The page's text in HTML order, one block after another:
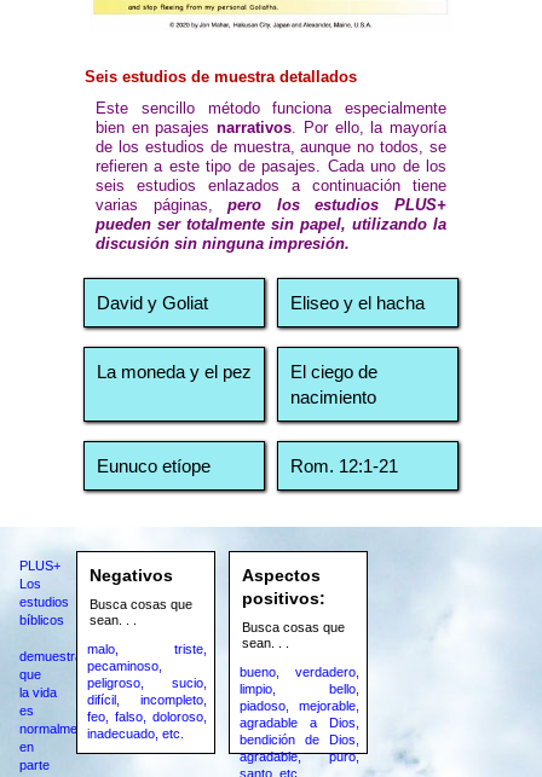
Seis estudios de muestra detallados
Este sencillo método funciona especialmente
bien en pasajesnarrativos . Por ello, la mayoría
de los estudios de muestra, aunque no todos, se
refieren a este tipo de pasajes. Cada uno de los
seis estudios enlazados a continuación tiene
varias páginas,pero los estudios PLUS+
pueden ser totalmente sin papel, utilizando la
discusión sin ninguna impresión.
David y Goliat Eliseo y el hacha
La moneda y el pez
El ciego de
nacimiento
Eunuco etíope Rom. 12:1-21
PLUS+
Los
estudios
bíblicos
demuestran
que
la vida
es
normalmente
en
parte
Negativos
Busca cosas que
sean. . .
malo, triste,
pecaminoso,
peligroso, sucio,
difícil, incompleto,
feo, falso, doloroso,
inadecuado, etc.
Aspectos
positivos:
Busca cosas que
sean. . .
bueno, verdadero,
limpio, bello,
piadoso, mejorable,
agradable a Dios,
bendición de Dios,
agradable, puro,
santo, etc.